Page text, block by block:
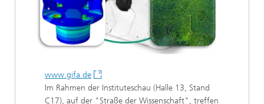
www.gifa.de
Im Rahmen der Instituteschau (Halle 13, Stand
C17), auf der "Straße der Wissenschaft", treffen